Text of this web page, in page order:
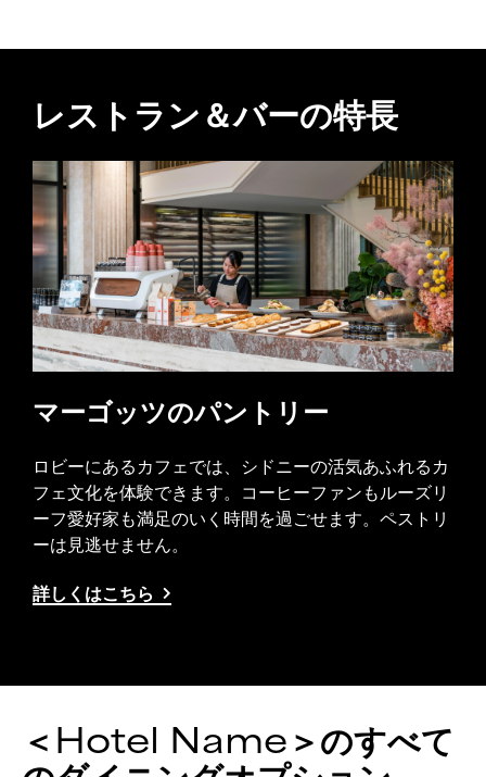
レストラン＆バーの特長
マーゴッツのパントリー
ロビーにあるカフェでは、シドニーの活気あふれるカ
フェ文化を体験できます。コーヒーファンもルーズリ
ーフ愛好家も満足のいく時間を過ごせます。ペストリ
ーは見逃せません。
詳しくはこちら
＜Hotel Name＞のすべて